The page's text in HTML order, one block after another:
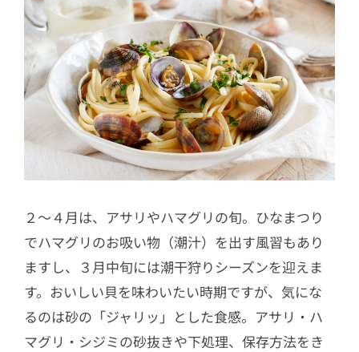
２〜４月は、アサリやハマグリの旬。ひなまつり
でハマグリのお吸い物（潮汁）を出す風習もあり
ますし、３月中旬には潮干狩りシーズンを迎えま
す。おいしい貝を味わいたい時期ですが、気にな
るのは砂の「ジャリッ」とした食感。アサリ・ハ
マグリ・シジミの砂抜きや下処理、保存方法をき